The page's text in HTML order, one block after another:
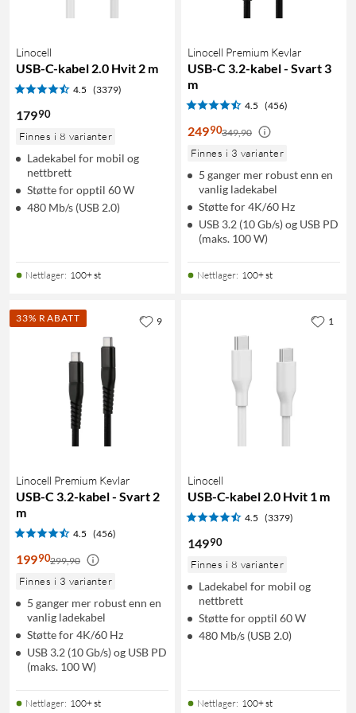
Linocell
USB-C-kabel 2.0 Hvit 2 m
4.5 (3379)
17990
Finnes i 8 varianter
Ladekabel for mobil og
nettbrett
Støtte for opptil 60 W
480 Mb/s (USB 2.0)
Nettlager: 100+ st
Linocell Premium Kevlar
USB-C 3.2-kabel - Svart 3
m
4.5 (456)
24990349,90
Finnes i 3 varianter
5 ganger mer robust enn en
vanlig ladekabel
Støtte for 4K/60 Hz
USB 3.2 (10 Gb/s) og USB PD
(maks. 100 W)
Nettlager: 100+ st
33% RABATT
Linocell Premium Kevlar
USB-C 3.2-kabel - Svart 2
m
4.5 (456)
19990299,90
Finnes i 3 varianter
5 ganger mer robust enn en
vanlig ladekabel
Støtte for 4K/60 Hz
USB 3.2 (10 Gb/s) og USB PD
(maks. 100 W)
Nettlager: 100+ st
9
Linocell
USB-C-kabel 2.0 Hvit 1 m
4.5 (3379)
14990
Finnes i 8 varianter
Ladekabel for mobil og
nettbrett
Støtte for opptil 60 W
480 Mb/s (USB 2.0)
Nettlager: 100+ st
1